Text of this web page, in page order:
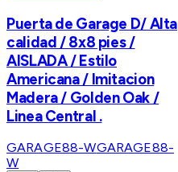
Puerta de Garage D/ Alta
calidad / 8x8 pies /
AISLADA / Estilo
Americana / Imitacion
Madera / Golden Oak /
Linea Central .
GARAGE88-WGARAGE88-
W